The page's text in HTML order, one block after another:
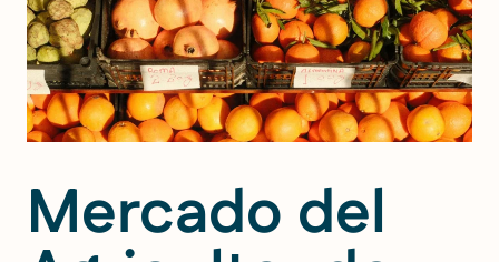
Mercado del